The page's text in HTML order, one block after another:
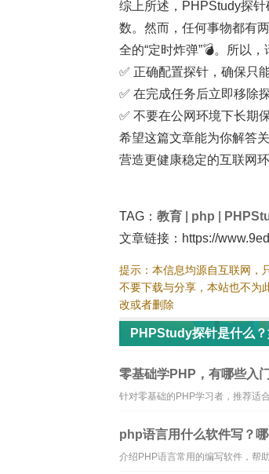
综上所述，PHPStudy探
数。然而，任何事物都有
全的“定时炸弹”💣。所以
✅ 正确配置探针，确保只
✅ 在完成任务后立即移除
✅ 不要在公网环境下长期
希望这篇文章能为你解答
营造更健康稳定的互联网环
TAG： 教育 php
文章链接：https://
提示：本信息均源自互联网，
不要下载与分享，本站也不为
改或者删除
PHPStudy探针是什么
零基础学PHP，有哪些入
针对零基础的PHP学习者，推荐适
php语言用什么软件写？
介绍PHP语言常用的编写软件，帮